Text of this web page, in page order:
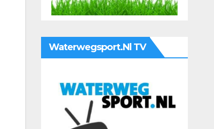
Waterwegsport.nl TV